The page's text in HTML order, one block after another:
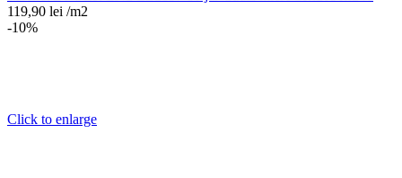
119,90 lei /m2
-10%
Click to enlarge